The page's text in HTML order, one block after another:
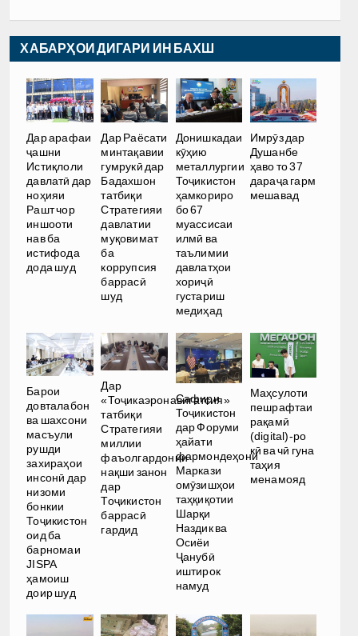
ХАБАРҲОИ ДИГАРИ ИН БАХШ
Дар арафаи
ҷашни
Истиқлоли
давлатӣ дар
ноҳияи
Рашт чор
иншооти
нав ба
истифода
дода шуд
Дар Раёсати
минтақавии
гумрукӣ дар
Бадахшон
татбиқи
Стратегияи
давлатии
муқовимат
ба
коррупсия
баррасӣ
шуд
Донишкадаи
кӯҳию
металлургии
Тоҷикистон
ҳамкориро
бо 67
муассисаи
илмӣ ва
таълимии
давлатҳои
хориҷӣ
густариш
медиҳад
Имрӯз дар
Душанбе
ҳаво то 37
дараҷа гарм
мешавад
Барои
довталабон
ва шахсони
масъули
рушди
захираҳои
инсонӣ дар
низоми
бонкии
Тоҷикистон
оид ба
барномаи
JISPA
ҳамоиш
доир шуд
Дар
«Тоҷикаэронавигатсия»
татбиқи
Стратегияи
миллии
фаъолгардонии
нақши занон
дар
Тоҷикистон
баррасӣ
гардид
Сафири
Тоҷикистон
дар Форуми
ҳайати
фармондеҳони
Маркази
омӯзишҳои
таҳқиқотии
Шарқи
Наздик ва
Осиёи
Ҷанубӣ
иштирок
намуд
Маҳсулоти
пешрафтаи
рақамӣ
(digital)-ро
кӣ ва чӣ гуна
таҳия
менамояд